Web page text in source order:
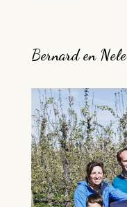
Bernard en Nele